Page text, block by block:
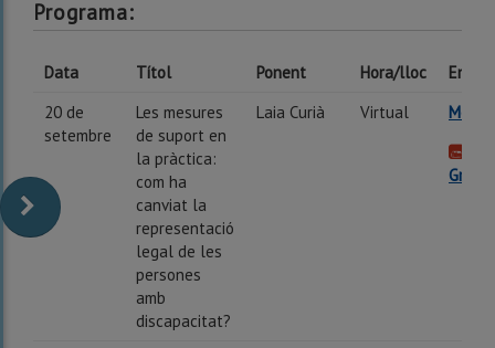
Programa:
Data Títol Ponent Hora/lloc
20 de
setembre
Les mesures
de suport en
la pràctica:
com ha
canviat la
representació
legal de les
persones
amb
discapacitat?
Laia Curià Virtual Més